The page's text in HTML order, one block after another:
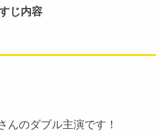
じ内容
んのダブル主演です！